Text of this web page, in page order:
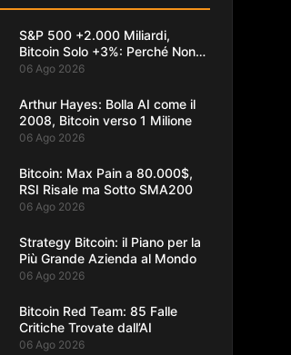
S&P 500 +2.000 Miliardi,
Bitcoin Solo +3%: Perché Non
Segue
06 Ago 2026
Arthur Hayes: Bolla AI come il
2008, Bitcoin verso 1 Milione
06 Ago 2026
Bitcoin: Max Pain a 80.000$,
RSI Risale ma Sotto SMA200
06 Ago 2026
Strategy Bitcoin: il Piano per la
Più Grande Azienda al Mondo
06 Ago 2026
Bitcoin Red Team: 85 Falle
Critiche Trovate dall’AI
06 Ago 2026